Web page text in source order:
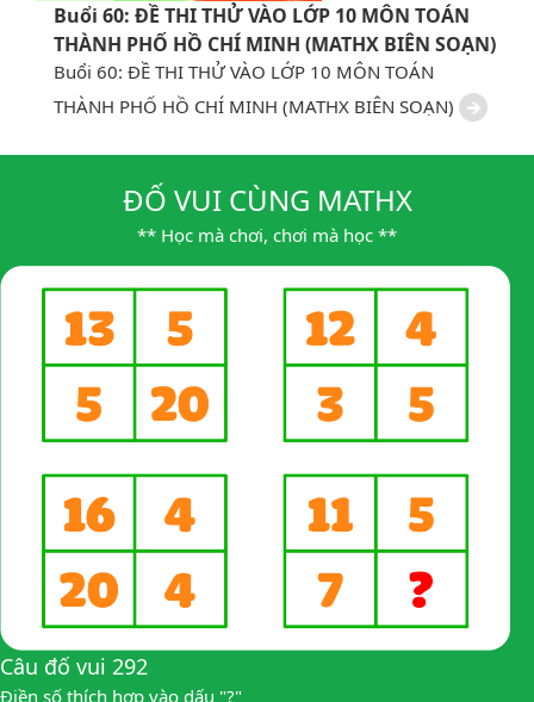
Buổi 60: ĐỀ THI THỬ VÀO LỚP 10 MÔN TOÁN
THÀNH PHỐ HỒ CHÍ MINH (MATHX BIÊN SOẠN)
Buổi 60: ĐỀ THI THỬ VÀO LỚP 10 MÔN TOÁN
THÀNH PHỐ HỒ CHÍ MINH (MATHX BIÊN SOẠN)
ĐỐ VUI CÙNG MATHX
** Học mà chơi, chơi mà học **
Câu đố vui 292
Điền số thích hợp vào dấu "?"